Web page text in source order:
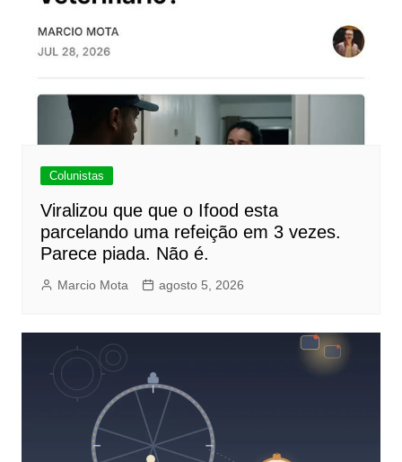
Colunistas
Viralizou que que o Ifood esta
parcelando uma refeição em 3 vezes.
Parece piada. Não é.
Marcio Mota agosto 5, 2026